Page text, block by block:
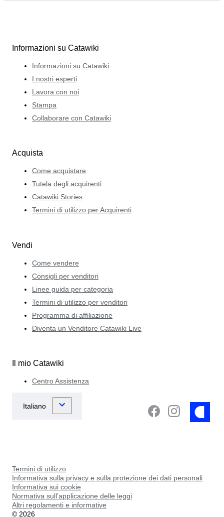
Informazioni su Catawiki
Informazioni su Catawiki
I nostri esperti
Lavora con noi
Stampa
Collaborare con Catawiki
Acquista
Come acquistare
Tutela degli acquirenti
Catawiki Stories
Termini di utilizzo per Acquirenti
Vendi
Come vendere
Consigli per venditori
Linee guida per categoria
Termini di utilizzo per venditori
Programma di affiliazione
Diventa un Venditore Catawiki Live
Il mio Catawiki
Centro Assistenza
Termini di utilizzo
Informativa sulla privacy e sulla protezione dei dati personali
Informativa sui cookie
Normativa sull’applicazione delle leggi
Altri regolamenti e informative
© 2026